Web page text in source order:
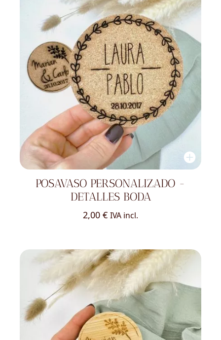
POSAVASO PERSONALIZADO -
DETALLES BODA
2,00 € IVA incl.